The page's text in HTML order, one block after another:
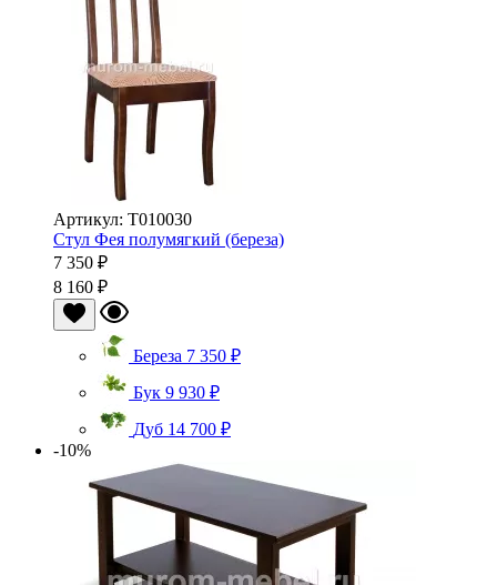
Артикул: Т010030
Стул Фея полумягкий (береза)
7 350 ₽
8 160 ₽
Береза 7 350 ₽
Бук 9 930 ₽
Дуб 14 700 ₽
-10%